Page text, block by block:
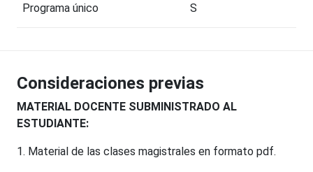
Programa único S
Consideraciones previas
MATERIAL DOCENTE SUBMINISTRADO AL
ESTUDIANTE:
1. Material de las clases magistrales en formato pdf.